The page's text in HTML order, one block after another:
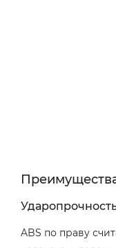
ABS по праву